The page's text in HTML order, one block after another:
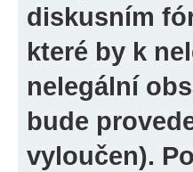
diskusním
které by k
nelegální
bude
vyloučen).